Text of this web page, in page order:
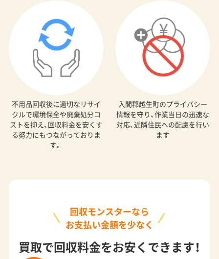
不用品回収後に適切なリサイ
クルで環境保全や廃棄処分コ
ストを抑え、回収料金を安くす
る努力にもつながっておりま
す。
入間郡越生町のプライバシー
情報を守り、作業当日の迅速な
対応、近隣住民への配慮を行い
ます
回収モンスターなら
お支払い金額を少なく
買取で回収料金をお安くできます！